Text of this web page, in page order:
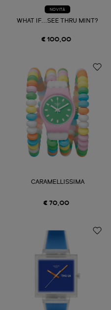
NOVITÀ
WHAT IF...SEE THRU MINT?
€ 100,00
CARAMELLISSIMA
€ 70,00